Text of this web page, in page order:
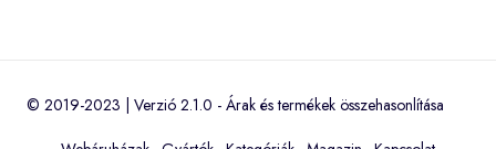
© 2019-2023 | Verzió 2.1.0 - Árak és termékek összehasonlítása